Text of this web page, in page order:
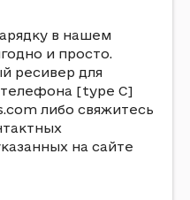
в нашем
и просто.
ресивер для
телефона [type C]
либо свяжитесь
на сайте